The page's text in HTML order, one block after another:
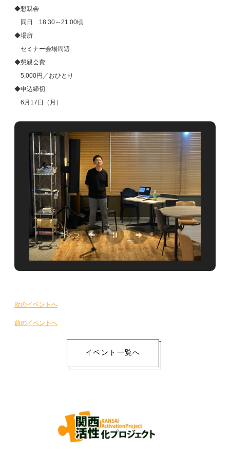
◆懇親会
同日 18:30～21:00頃
◆場所
セミナー会場周辺
◆懇親会費
5,000円／おひとり
◆申込締切
6月17日（月）
イ
次のイベントへ
前のイベントへ
イベント一覧へ